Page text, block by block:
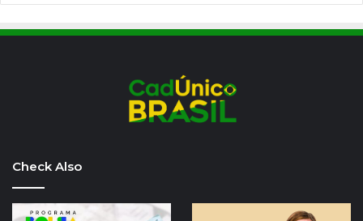
Check Also